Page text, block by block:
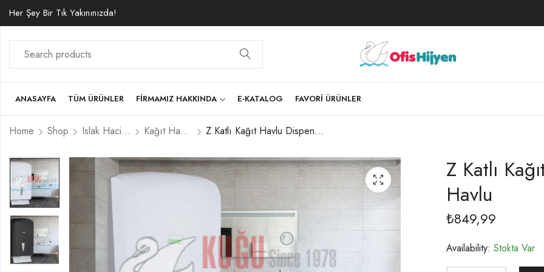
Her Şey Bir Tık Yakınınızda!
ANASAYFA TÜM ÜRÜNLER FIRMAMIZ HAKKINDA E-KATALOG FAVORI ÜRÜNLER
Home Shop Islak Hacim Ekipmanları Kağıt Havlu Dispenserleri Z Katlı Kağıt Havlu Dispenseri Kapasite 400 Havlu
Z Katlı
Havlu
₺849,99
Availability: Stokta Var